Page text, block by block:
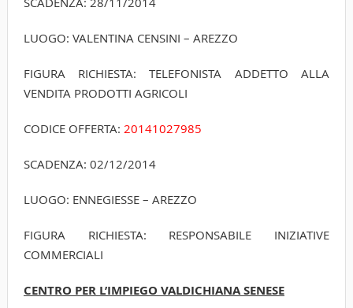
LUOGO: VALENTINA CENSINI – AREZZO
FIGURA RICHIESTA: TELEFONISTA ADDETTO ALLA
VENDITA PRODOTTI AGRICOLI
CODICE OFFERTA: 20141027­985
SCADENZA: 02/12/2014
LUOGO: ENNEGIESSE – AREZZO
FIGURA RICHIESTA: RESPONSABILE INIZIATIVE
COMMERCIALI
CENTRO PER L’IMPIEGO VALDICHIANA SENESE